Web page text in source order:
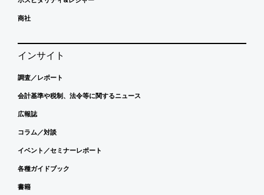
商社
インサイト
調査／レポート
会計基準や税制、法令等に関するニュース
広報誌
コラム／対談
イベント／セミナーレポート
各種ガイドブック
書籍